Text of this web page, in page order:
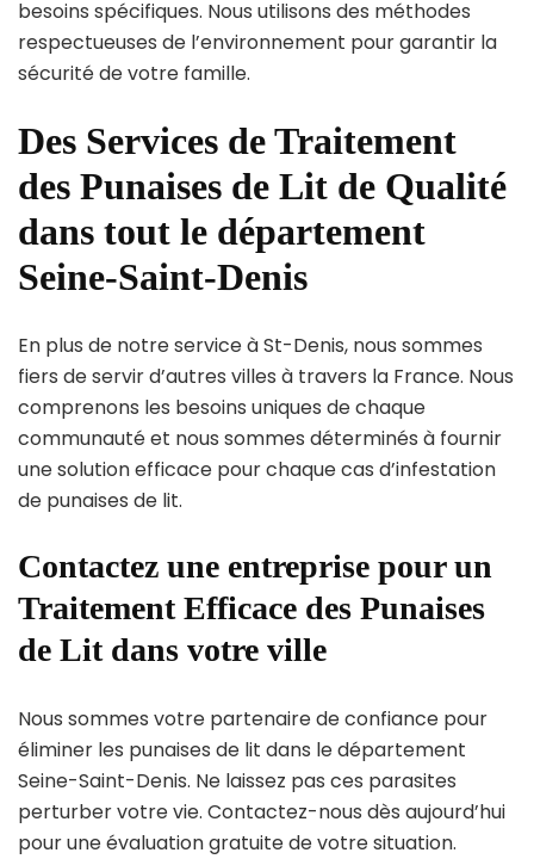
besoins spécifiques. Nous utilisons des méthodes
respectueuses de l’environnement pour garantir la
sécurité de votre famille.
Des Services de Traitement
des Punaises de Lit de Qualité
dans tout le département
Seine-Saint-Denis
En plus de notre service à St-Denis, nous sommes
fiers de servir d’autres villes à travers la France. Nous
comprenons les besoins uniques de chaque
communauté et nous sommes déterminés à fournir
une solution efficace pour chaque cas d’infestation
de punaises de lit.
Contactez une entreprise pour un
Traitement Efficace des Punaises
de Lit dans votre ville
Nous sommes votre partenaire de confiance pour
éliminer les punaises de lit dans le département
Seine-Saint-Denis. Ne laissez pas ces parasites
perturber votre vie. Contactez-nous dès aujourd’hui
pour une évaluation gratuite de votre situation.